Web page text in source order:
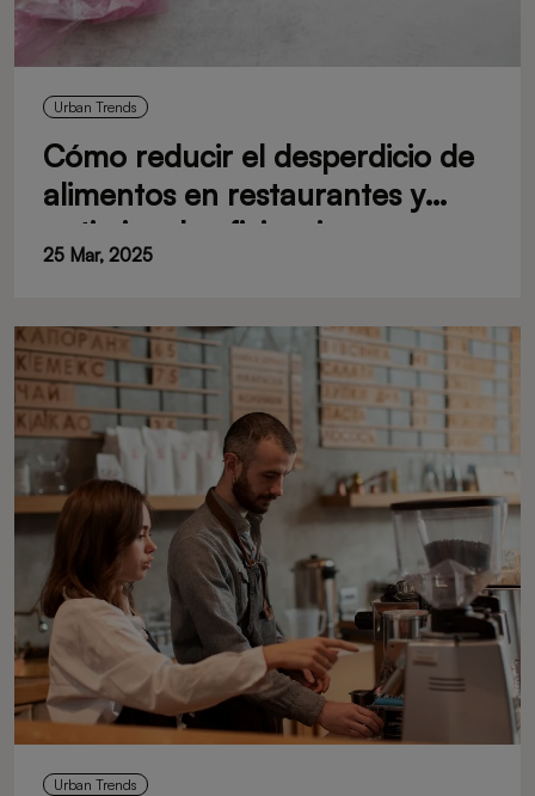
Urban Trends
Cómo reducir el desperdicio de
alimentos en restaurantes y
optimizar la eficiencia
25 Mar, 2025
Urban Trends